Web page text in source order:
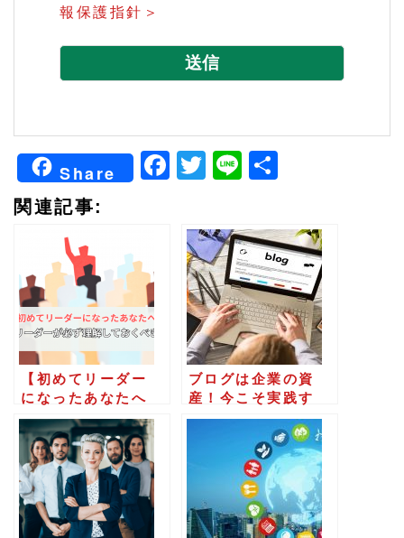
報保護指針＞
ー
ル
は
空
の
ま
ま
に
し
て
く
だ
さ
い。
Share Facebook
Twitter
Line
関連記事:
【初めてリーダー
になったあなたへ
】若手リーダーが
必ず理解しておく
べきこと
ブログは企業の資
産！今こそ実践す
べきブログ運用の
メリットと活用法